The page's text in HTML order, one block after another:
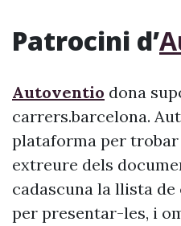
Patrocini d’
Autoventio dona
carrers.barcelona.
plataforma per trobar
extreure dels
cadascuna la llista
per presentar-les, i